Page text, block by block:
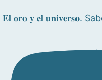
𝐄𝐥 𝐨𝐫𝐨 𝐲 𝐞𝐥 𝐮𝐧𝐢𝐯𝐞𝐫𝐬𝐨.